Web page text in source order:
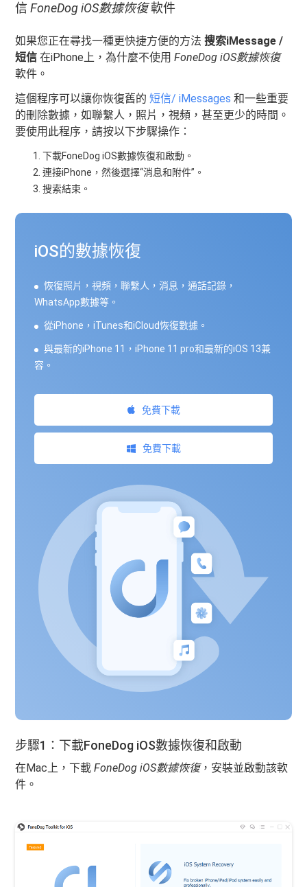
信FoneDog iOS數據恢復軟件
如果您正在尋找一種更快捷方便的方法搜索iMessage /
短信 在iPhone上，為什麼不使用FoneDog iOS數據恢復
軟件。
這個程序可以讓你恢復舊的 短信/ iMessages 和一些重要
的刪除數據，如聯繫人，照片，視頻，甚至更少的時間。
要使用此程序，請按以下步驟操作：
下載FoneDog iOS數據恢復和啟動。
連接iPhone，然後選擇“消息和附件”。
搜索結束。
iOS的數據恢復
恢復照片，視頻，聯繫人，消息，通話記錄，
WhatsApp數據等。
從iPhone，iTunes和iCloud恢復數據。
與最新的iPhone 11，iPhone 11 pro和最新的iOS 13兼
容。
免費下載
免費下載
步驟1：下載FoneDog iOS數據恢復和啟動
在Mac上，下載FoneDog iOS數據恢復，安裝並啟動該軟
件。